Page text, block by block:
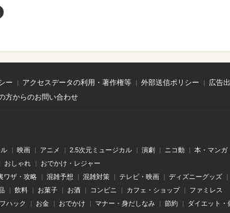
ー アクセスデータの利用・著作権等 外部送信ポリシー
広告
方からのお問い合わせ
映画 アニメ 2.5次元ミュージカル 演劇 ニコ動 本・マンガ
おしゃれ おでかけ・レジャー
ワザ・攻略 混雑予想 混雑対策 テレビ・映画 ディズニーグッズ
飲料 お菓子 お酒 コンビニ カフェ・ショップ ファミレス
ハック お金 おでかけ マナー・身だしなみ 節約 ダイエット・